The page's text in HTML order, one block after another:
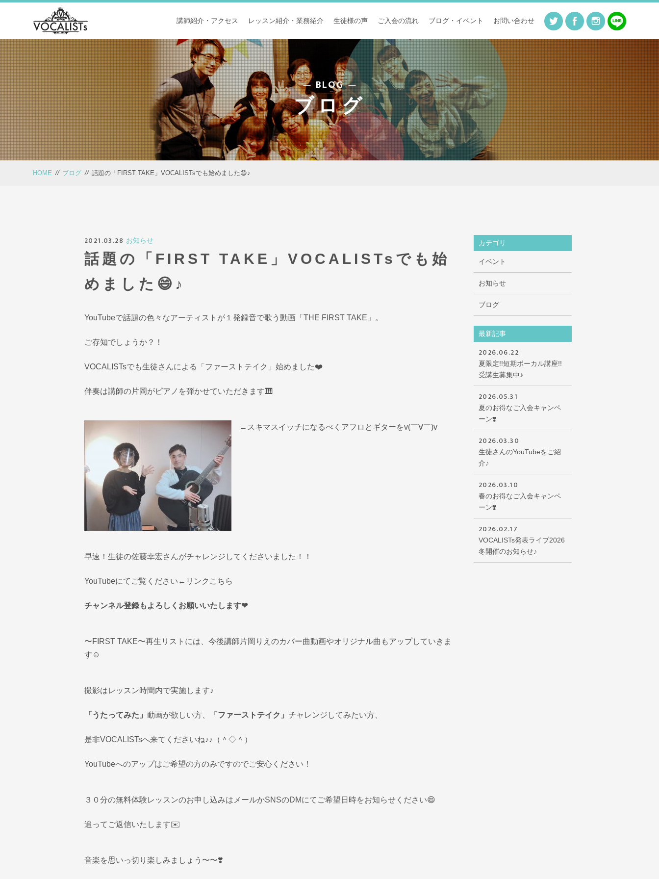
講師紹介・アクセス レッスン紹介・業務紹介 生徒様の声 ご入会の流れ ブログ・イベント お問い合わせ
BLOG
ブログ
HOME // ブログ // 話題の「FIRST TAKE」VOCALISTsでも始めました😄♪
2021.03.28 お知らせ
話題の「FIRST TAKE」VOCALISTsでも始
めました😄♪
YouTubeで話題の色々なアーティストが１発録音で歌う動画「THE FIRST TAKE」。
ご存知でしょうか？！
VOCALISTsでも生徒さんによる「ファーストテイク」始めました❤️
伴奏は講師の片岡がピアノを弾かせていただきます🎹
←スキマスイッチになるべくアフロとギターをv(￣∀￣)v
早速！生徒の佐藤幸宏さんがチャレンジしてくださいました！！
YouTubeにてご覧ください ←リンクこちら
チャンネル登録もよろしくお願いいたします❤︎
〜FIRST TAKE〜再生リストには、今後講師片岡りえのカバー曲動画やオリジナル曲もアップしていきま
す☺️
撮影はレッスン時間内で実施します♪
「うたってみた」 動画が欲しい方、 「ファーストテイク」 チャレンジしてみたい方、
是非VOCALISTsへ来てくださいね♪♪（＾◇＾）
YouTubeへのアップはご希望の方のみですのでご安心ください！
３０分の無料体験レッスンのお申し込みはメールかSNSのDMにてご希望日時をお知らせください😄
追ってご返信いたします✉️
音楽を思いっ切り楽しみましょう〜〜❣️
カテゴリ
イベント
お知らせ
ブログ
最新記事
2026.06.22
夏限定!!短期ボーカル講座!!
受講生募集中♪
2026.05.31
夏のお得なご入会キャンペ
ーン❣️
2026.03.30
生徒さんのYouTubeをご紹
介♪
2026.03.10
春のお得なご入会キャンペ
ーン❣️
2026.02.17
VOCALISTs発表ライブ2026
冬開催のお知らせ♪